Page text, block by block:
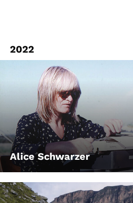
2022
Alice Schwarzer